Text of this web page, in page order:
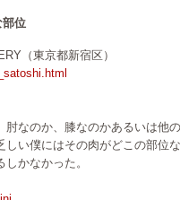
位
（東京都新宿区）
肘なのか、膝なのかあるいは他
しい僕にはその肉がどこの部位
かなかった。